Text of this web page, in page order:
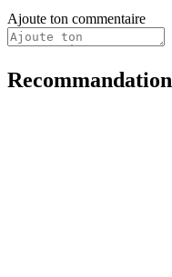
Ajoute ton commentaire